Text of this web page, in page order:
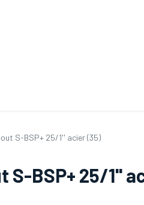
S-BSP+ 25/1'' acier (35)
S-BSP+ 25/1''